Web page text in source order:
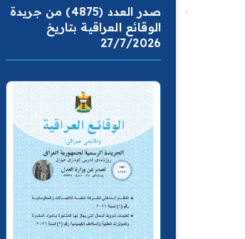
صدر العدد (4875) من جريدة
الوقائع العراقية بتاريخ
27/7/2026